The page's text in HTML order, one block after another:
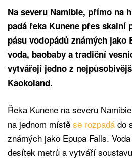
Na severu Namibie, přímo na
padá řeka Kunene přes skalní
pásu vodopádů známých jako
voda, baobaby a tradiční
vytvářejí jedno z
Kaokoland.
Řeka Kunene na severu
na jednom místě se rozpadá do
známých jako Epupa Falls.
desítek metrů a vytváří